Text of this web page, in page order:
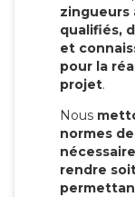
zingueurs
qualifiés,
et
pour la
projet.
Nous
normes
rendre